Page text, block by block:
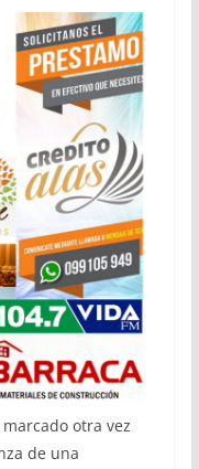
otra vez
de una